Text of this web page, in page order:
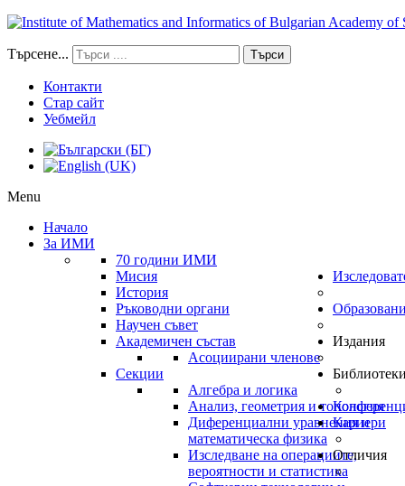
Търсене... Търси
Контакти
Стар сайт
Уебмейл
Menu
Начало
За ИМИ
70 години ИМИ
Мисия
История
Ръководни органи
Научен съвет
Академичен състав
Асоциирани членове
Секции
Алгебра и логика
Анализ, геометрия и топология
Диференциални уравнения и
математическа физика
Изследване на операциите,
вероятности и статистика
Издания
Кариери
Отличия